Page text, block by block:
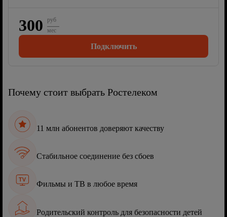
300
руб
мес
Подключить
Почему стоит выбрать Ростелеком
11 млн абонентов доверяют качеству
Стабильное соединение без сбоев
Фильмы и ТВ в любое время
Родительский контроль для безопасности детей